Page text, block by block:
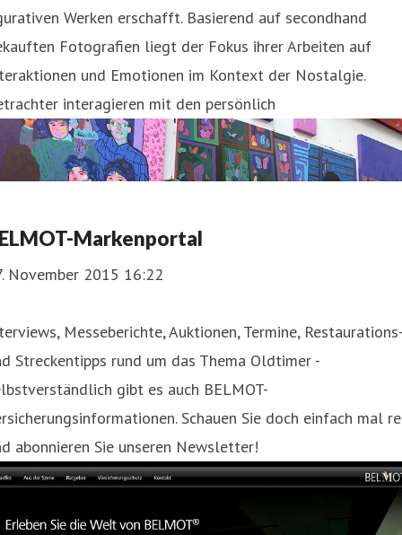
Werken erschafft. Basierend auf secondhand
Fotografien liegt der Fokus ihrer Arbeiten auf
und Emotionen im Kontext der Nostalgie.
interagieren mit den persönlich
Markenportal
November 2015 16:22
Messeberichte, Auktionen, Termine, Restaurations-
Streckentipps rund um das Thema Oldtimer -
gibt es auch BELMOT-
Schauen Sie doch einfach mal
abonnieren Sie unseren Newsletter!